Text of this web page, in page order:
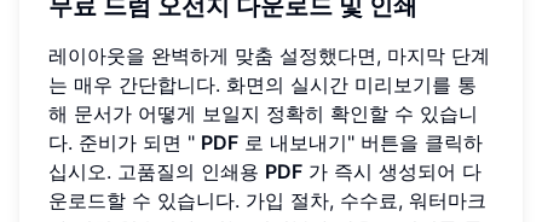
무료 드럼 오선지 다운로드 및 인쇄
레이아웃을 완벽하게 맞춤 설정했다면, 마지막 단계
는 매우 간단합니다. 화면의 실시간 미리보기를 통
해 문서가 어떻게 보일지 정확히 확인할 수 있습니
다. 준비가 되면 " PDF 로 내보내기" 버튼을 클릭하
십시오. 고품질의 인쇄용 PDF 가 즉시 생성되어 다
운로드할 수 있습니다. 가입 절차, 수수료, 워터마크